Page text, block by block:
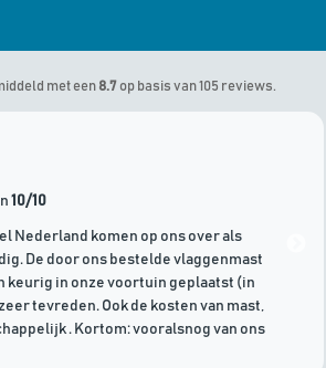
met een 8.7 op basis van 105 reviews.
10/10
Nederland komen op ons over als
De door ons bestelde vlaggenmast
keurig in onze voortuin geplaatst (in
tevreden. Ook de kosten van mast,
. Kortom: vooralsnog van ons